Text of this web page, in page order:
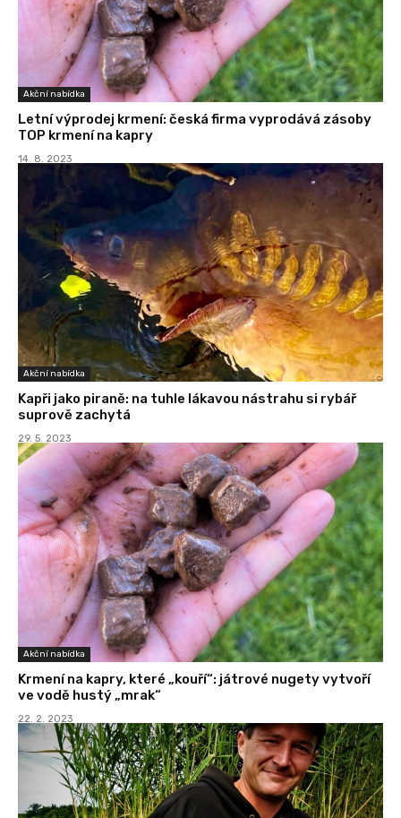
Akční nabídka
Letní výprodej krmení: česká firma vyprodává zásoby
TOP krmení na kapry
14. 8. 2023
Akční nabídka
Kapři jako piraně: na tuhle lákavou nástrahu si rybář
suprově zachytá
29. 5. 2023
Akční nabídka
Krmení na kapry, které „kouří“: játrové nugety vytvoří
ve vodě hustý „mrak“
22. 2. 2023